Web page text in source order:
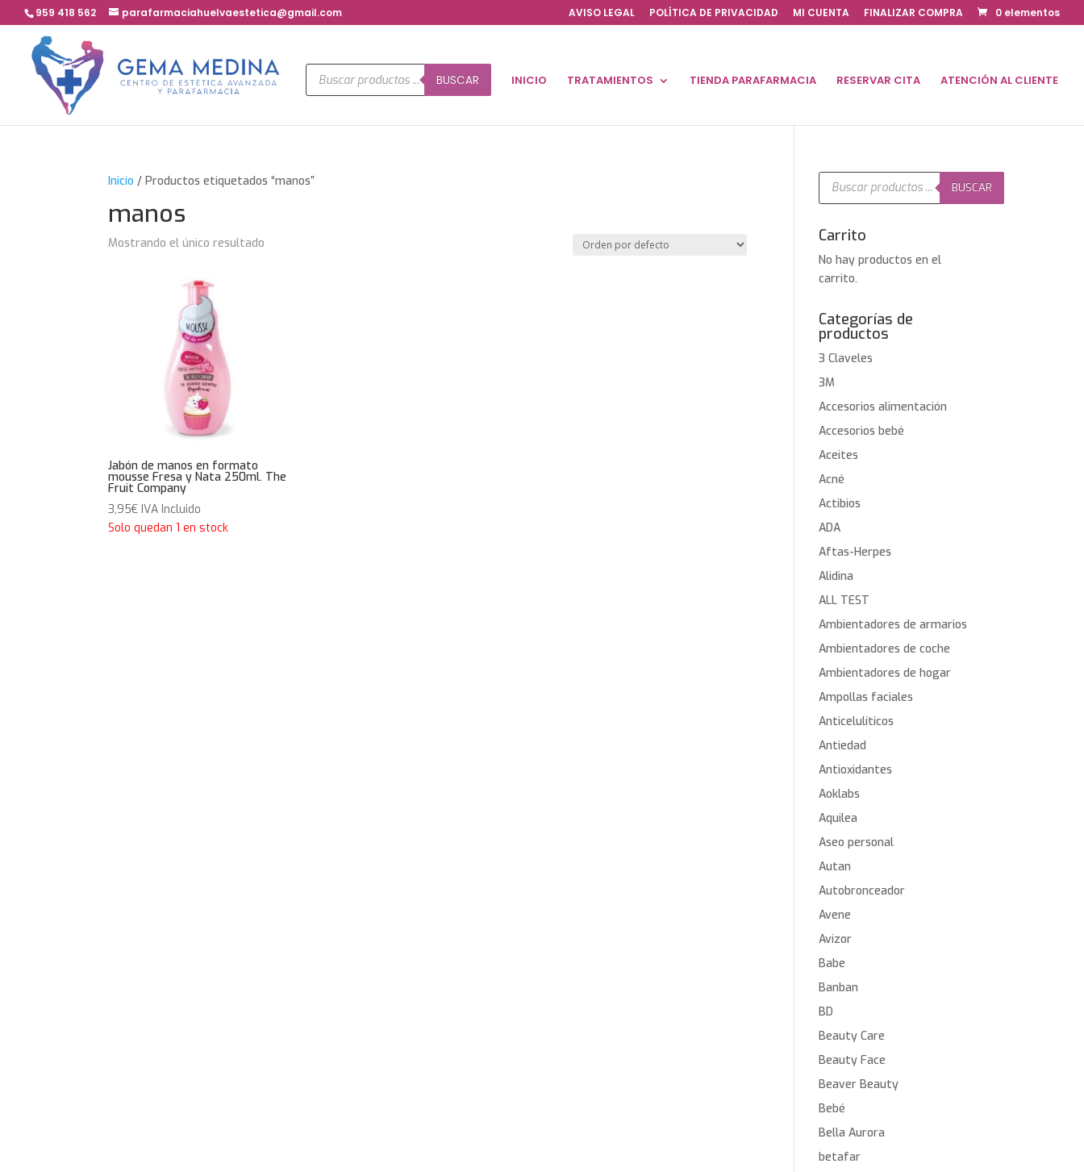
959 418 562 parafarmaciahuelvaestetica@gmail.com AVISO LEGAL POLÍTICA DE PRIVACIDAD MI CUENTA FINALIZAR COMPRA 0 elementos
Búsqueda
de
productos
BUSCAR INICIO TRATAMIENTOS TIENDA PARAFARMACIA RESERVAR CITA ATENCIÓN AL CLIENTE
Inicio / Productos etiquetados “manos”
manos
Mostrando el único resultado
Jabón de manos en formato
mousse Fresa y Nata 250ml. The
Fruit Company
3,95€ IVA Incluido
Solo quedan 1 en stock
Búsqueda
productos
BUSCAR
Carrito
No hay productos en el
carrito.
Categorías de
productos
3 Claveles
3M
Accesorios alimentación
Accesorios bebé
Aceites
Acné
Actibios
ADA
Aftas-Herpes
Alidina
ALL TEST
Ambientadores de armarios
Ambientadores de coche
Ambientadores de hogar
Ampollas faciales
Anticelulíticos
Antiedad
Antioxidantes
Aoklabs
Aquilea
Aseo personal
Autan
Autobronceador
Avene
Avizor
Babe
Banban
BD
Beauty Care
Beauty Face
Beaver Beauty
Bebé
Bella Aurora
betafar